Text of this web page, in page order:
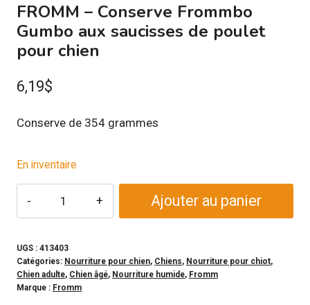
FROMM – Conserve Frommbo
Gumbo aux saucisses de poulet
pour chien
6,19$
Conserve de 354 grammes
En inventaire
-
Conserve
Frommbo
Ajouter au panier
UGS : 413403
Catégories: Nourriture pour chien, Chiens, Nourriture pour chiot,
Chien adulte, Chien âgé, Nourriture humide, Fromm
Marque : Fromm